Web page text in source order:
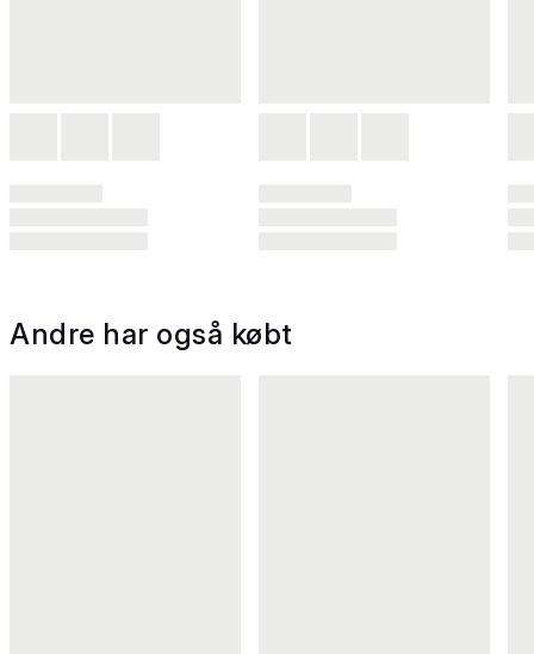
Andre har også købt